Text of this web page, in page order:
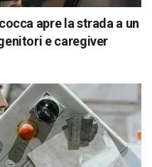
apre la strada a un
e caregiver